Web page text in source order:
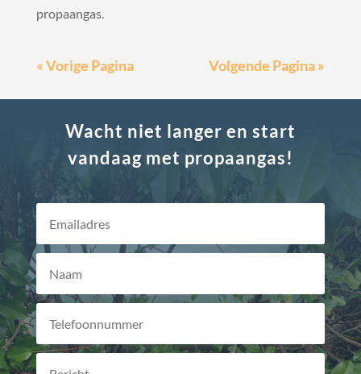
propaangas.
« Vorige Pagina Volgende Pagina »
Wacht niet langer en start
vandaag met propaangas!